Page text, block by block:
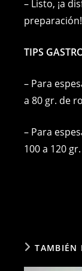
– Listo, ¡a
preparación!
TIPS
– Para
a 80 gr. de
– Para
100 a 120
TAMBIÉN